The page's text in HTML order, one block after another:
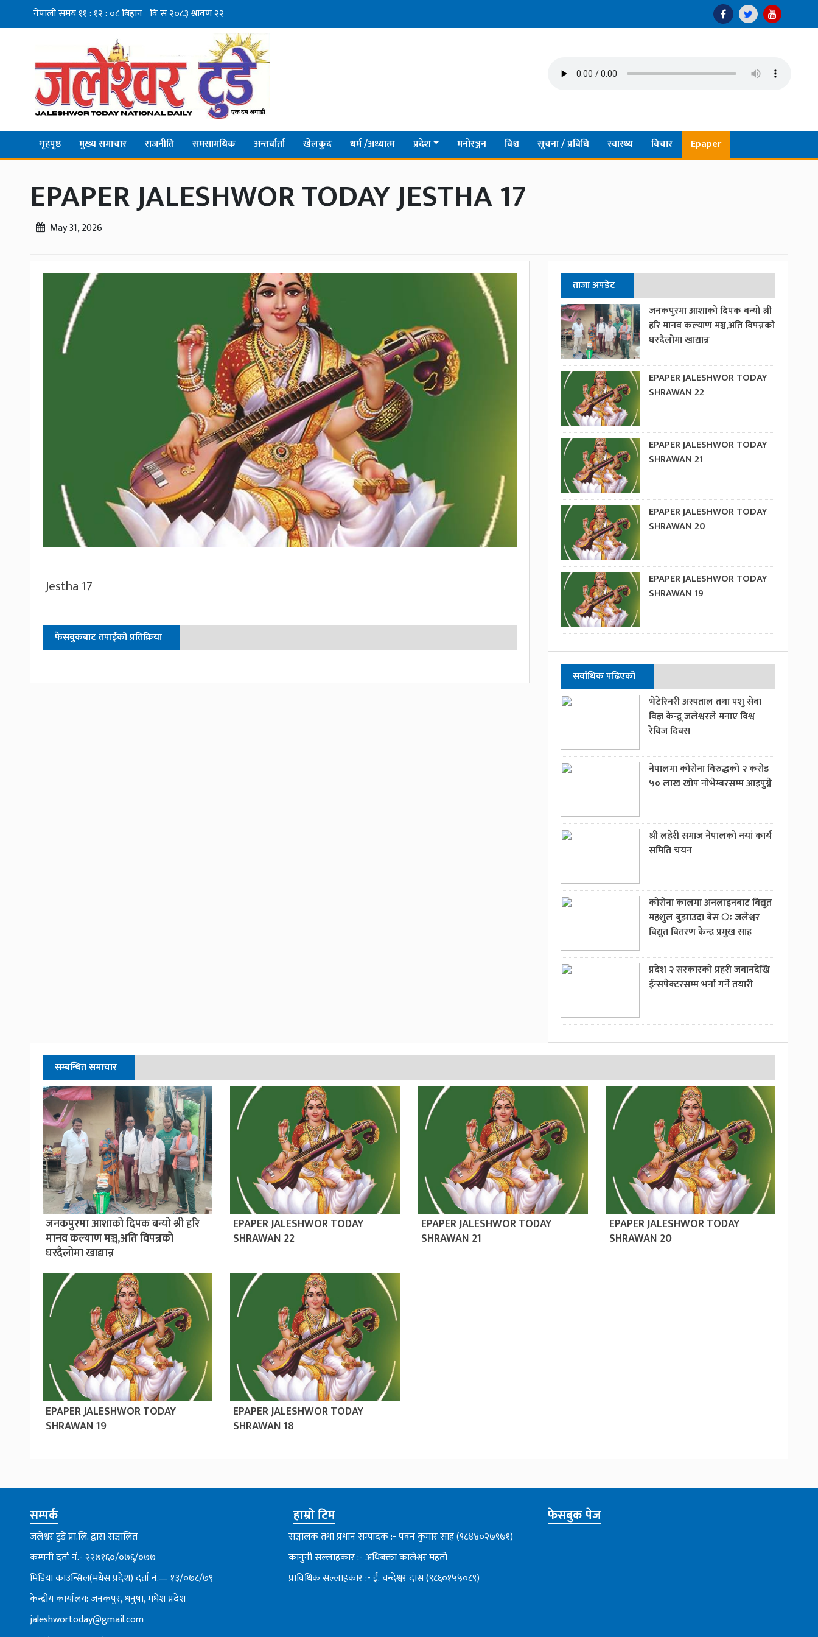
गृहपृष्ठ मुख्य समाचार राजनीति समसामयिक अन्तर्वार्ता खेलकुद धर्म /अध्यात्म प्रदेश मनोरञ्जन विश्व सूचना / प्रविधि स्वास्थ्य विचार Epaper
EPAPER JALESHWOR TODAY JESTHA 17
May 31, 2026
Jestha 17
फेसबुकबाट तपाईको प्रतिक्रिया
ताजा अपडेट
जनकपुरमा आशाको दिपक बन्यो श्री
हरि मानव कल्याण मञ्च,अति विपन्नको
घरदैलोमा खाद्यान्न
EPAPER JALESHWOR TODAY
SHRAWAN 22
EPAPER JALESHWOR TODAY
SHRAWAN 21
EPAPER JALESHWOR TODAY
SHRAWAN 20
EPAPER JALESHWOR TODAY
SHRAWAN 19
सर्वाधिक पढिएको
भेटेरिनरी अस्पताल तथा पशु सेवा
विज्ञ केन्द्र्र जलेश्वरले मनाए विश्व
रेविज दिवस
नेपालमा कोरोना विरुद्धको २ करोड
५० लाख खोप नोभेम्बरसम्म आइपुग्ने
श्री लहेरी समाज नेपालको नयां कार्य
समिति चयन
कोरोना कालमा अनलाइनबाट विद्युत
महशुल बुझाउदा बेस ः जलेश्वर
विद्युत वितरण केन्द्र प्रमुख साह
प्रदेश २ सरकारको प्रहरी जवानदेखि
ईन्सपेक्टरसम्म भर्ना गर्ने तयारी
सम्बन्धित समाचार
जनकपुरमा आशाको दिपक बन्यो श्री हरि
मानव कल्याण मञ्च,अति विपन्नको
घरदैलोमा खाद्यान्न
EPAPER JALESHWOR TODAY
SHRAWAN 22
EPAPER JALESHWOR TODAY
SHRAWAN 21
EPAPER JALESHWOR TODAY
SHRAWAN 20
EPAPER JALESHWOR TODAY
SHRAWAN 19
EPAPER JALESHWOR TODAY
SHRAWAN 18
सम्पर्क
जलेश्वर टुडे प्रा.लि. द्वारा सञ्चालित
कम्पनी दर्ता नं.- २२७१६०/०७६्/०७७
मिडिया काउन्सिल(मधेस प्रदेश) दर्ता नं.— १३/०७८/७९
केन्द्रीय कार्यालय: जनकपुर, धनुषा, मधेश प्रदेश
jaleshwortoday@gmail.com
हाम्रो टिम
सञ्चालक तथा प्रधान सम्पादक :- पवन कुमार साह (९८४४०२७९७१)
कानुनी सल्लाहकार :- अधिबक्ता कालेश्वर महतो
प्राविधिक सल्लाहकार :- ई. चन्देश्वर दास (९८६०१५५०८९)
फेसबुक पेज